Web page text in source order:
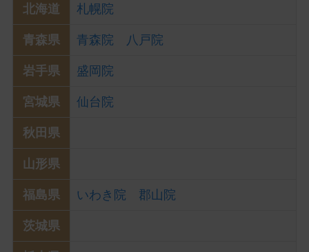
北海道 札幌院
青森県 青森院 八戸院
岩手県 盛岡院
宮城県 仙台院
秋田県
山形県
福島県 いわき院 郡山院
茨城県